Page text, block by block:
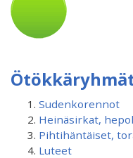
Sudenkorennot
Heinäsirkat,
Pihtihäntäiset,
Luteet